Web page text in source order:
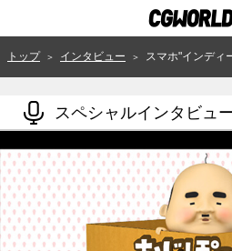
TOP
ニュース
特集
連載
用語辞典
トップ ＞ インタビュー ＞ スマホ"インディーズ"にも波及しはじめた3Dビジュアル
スペシャルインタビュ